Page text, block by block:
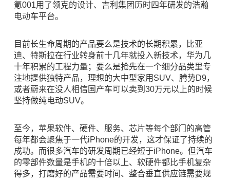
氪001用了领克的设计、吉利集团历时四年研发的浩瀚
电动车平台。
目前长生命周期的产品要么是技术的长期积累，比亚
迪、特斯拉在行业转身前十几年就投入新技术，华为几
十年积累的工程力量；要么是抢先在一个细分品类里专
注地提供独特产品，理想的大中型家用SUV、腾势D9，
或者蔚来在没人相信国产车可以卖到30万元以上的时候
坚持做纯电动SUV。
至今，苹果软件、硬件、服务、芯片等每个部门的高管
每年都会聚焦于一代iPhone的开发，这才保证了持续的
成功。而很多汽车的研发周期已经短于iPhone。但汽车
的零部件数量是手机的十倍以上、软硬件都比手机复杂
得多，打磨好的产品需要时间、整合垂直供应链需要规